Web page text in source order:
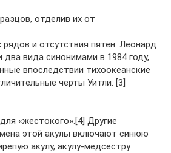
отделив их от
и отсутствия пятен. Леонард
два вида синонимами в 1984 году,
впоследствии тихоокеанские
черты Уитли. [3]
«жестокого».[4] Другие
этой акулы включают синюю
акулу, акулу-медсестру